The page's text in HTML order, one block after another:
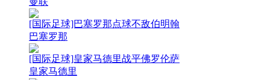
[国际足球]巴塞罗那点球不敌伯明翰
巴塞罗那
[国际足球]皇家马德里战平佛罗伦萨
皇家马德里